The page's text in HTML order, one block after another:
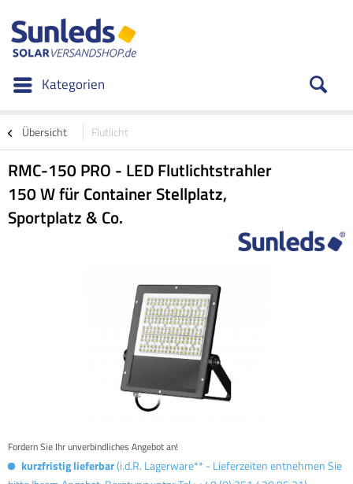
Kategorien
Übersicht Flutlicht
RMC-150 PRO - LED Flutlichtstrahler
150 W für Container Stellplatz,
Sportplatz & Co.
Fordern Sie Ihr unverbindliches Angebot an!
kurzfristig lieferbar(i.d.R. Lagerware** - Lieferzeiten entnehmen Sie